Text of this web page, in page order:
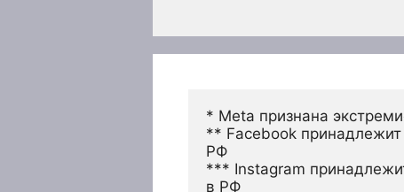
* Meta признана
** Facebook принадлежит
РФ
*** Instagram
в РФ